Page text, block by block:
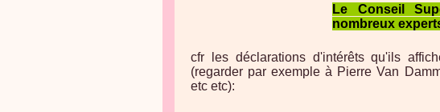
Le Conseil
nombreux
cfr les déclarations d'intérêts qu'ils
(regarder par exemple à Pierre Van
etc etc):